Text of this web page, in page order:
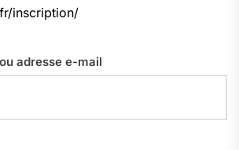
inscription/
adresse e-mail